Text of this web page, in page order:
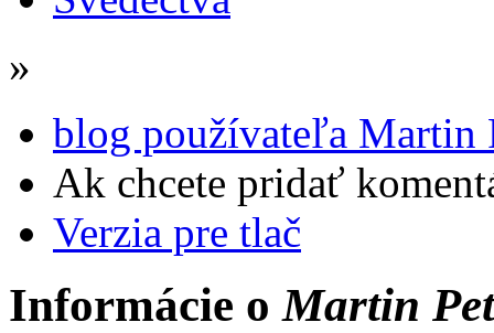
»
blog používateľa Martin
Ak chcete pridať
Verzia pre tlač
Informácie oMartin